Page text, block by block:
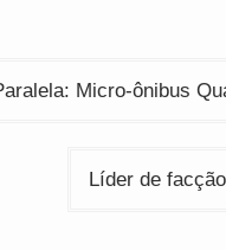
Micro-ônibus
Líder de